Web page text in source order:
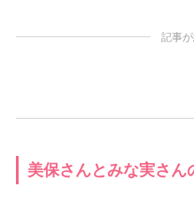
記事
美保さんとみな実さん